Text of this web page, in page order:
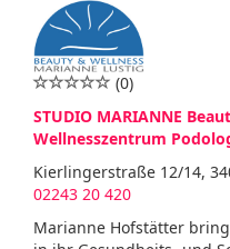
(0)
STUDIO MARIANNE
Wellnesszentrum
Kierlingerstraße 12/14,
02243 20 420
Marianne Hofstätter